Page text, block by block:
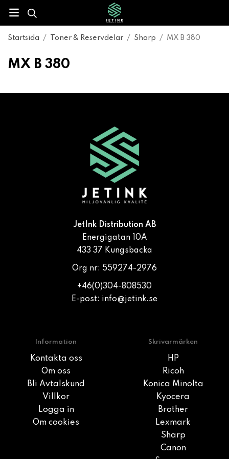
Startsida / Toner & Reservdelar / Sharp / MX B 380
MX B 380
JetInk Distribution AB
Energigatan 10A
433 37 Kungsbacka
Org nr: 559274-2976
+46(0)304-808530
E-post: info@jetink.se
Information
Kontakta oss
Om oss
Bli Avtalskund
Villkor
Logga in
Om cookies
Skrivarmärken
HP
Ricoh
Konica Minolta
Kyocera
Brother
Lexmark
Sharp
Canon